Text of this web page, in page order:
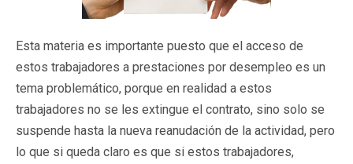
Esta materia es importante puesto que el acceso de
estos trabajadores a prestaciones por desempleo es un
tema problemático, porque en realidad a estos
trabajadores no se les extingue el contrato, sino solo se
suspende hasta la nueva reanudación de la actividad, pero
lo que si queda claro es que si estos trabajadores,